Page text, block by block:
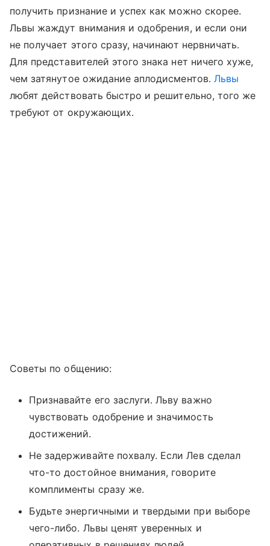
получить признание и успех как можно скорее.
Львы жаждут внимания и одобрения, и если они
не получает этого сразу, начинают нервничать.
Для представителей этого знака нет ничего хуже,
чем затянутое ожидание аплодисментов. Львы
любят действовать быстро и решительно, того же
требуют от окружающих.
Советы по общению:
Признавайте его заслуги. Льву важно
чувствовать одобрение и значимость
достижений.
Не задерживайте похвалу. Если Лев сделал
что-то достойное внимания, говорите
комплименты сразу же.
Будьте энергичными и твердыми при выборе
чего-либо. Львы ценят уверенных и